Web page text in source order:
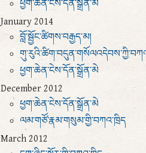
ཕྱག་ཆེན་ངེས་དོན་སྒྲོན་མེ
January 2014
བློ་སྦྱོང་ཚིགས་བརྒྱད་མ།
ཕྱག་ཆེན་ངེས་དོན་སྒྲོན་མེ
December 2012
ཕྱག་ཆེན་ངེས་དོན་སྒྲོན་མེ
ལམ་གཙོ་རྣམ་གསུམ་གྱི་བཀའ་ཁྲིད
March 2012